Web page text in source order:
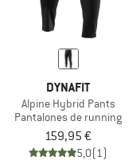
DYNAFIT
Alpine Hybrid Pants
Pantalones de running
159,95 €
5,0(1)